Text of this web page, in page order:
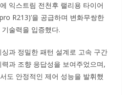
익스트림 전천후 랠리용 타이어
R213)’을 공급하며 변화무쌍한
술력을 입증했다.
과 정밀한 패턴 설계로 고속 구간
과 조향 응답성을 보여주었으며,
도 안정적인 제어 성능을 발휘했